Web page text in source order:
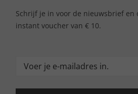
Schrijf je in voor de nieuwsbrief en
instant voucher van € 10.